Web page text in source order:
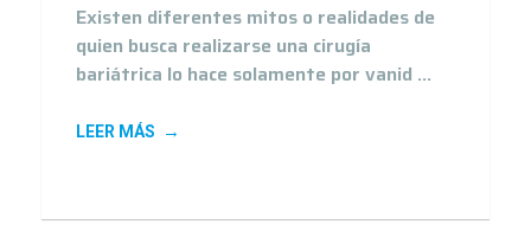
Existen diferentes mitos o realidades de
quien busca realizarse una cirugía
bariátrica lo hace solamente por vanid ...
LEER MÁS